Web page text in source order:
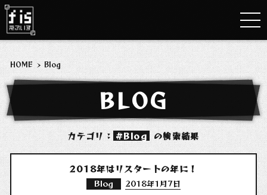
HOME > Blog
BLOG
カテゴリ： Blog の検索結果
2018年はリスタートの年に！
Blog 2018年1月7日